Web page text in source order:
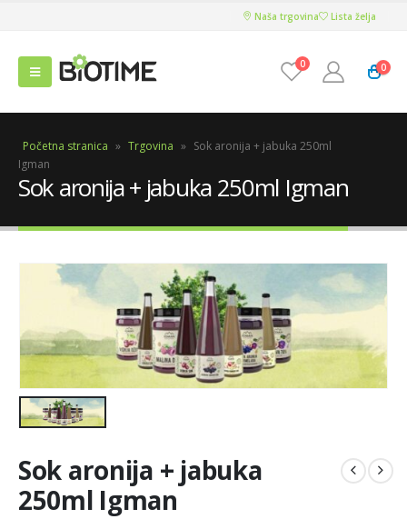
Naša trgovina Lista želja
0 0
Početna stranica » Trgovina » Sok aronija + jabuka 250ml
Igman
Sok aronija + jabuka 250ml Igman
Sok aronija + jabuka
250ml Igman